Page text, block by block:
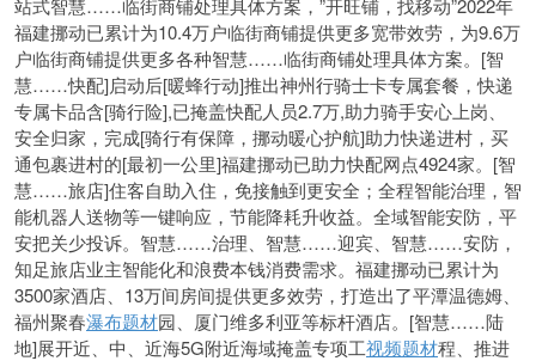
站式智慧……临街商铺处理具体方案，”开旺铺，找移动”2022年
福建挪动已累计为10.4万户临街商铺提供更多宽带效劳，为9.6万
户临街商铺提供更多各种智慧……临街商铺处理具体方案。[智
慧……快配]启动后[暖蜂行动]推出神州行骑士卡专属套餐，快递
专属卡品含[骑行险],已掩盖快配人员2.7万,助力骑手安心上岗、
安全归家，完成[骑行有保障，挪动暖心护航]助力快递进村，买
通包裹进村的[最初一公里]福建挪动已助力快配网点4924家。[智
慧……旅店]住客自助入住，免接触到更安全；全程智能治理，智
能机器人送物等一键响应，节能降耗升收益。全域智能安防，平
安把关少投诉。智慧……治理、智慧……迎宾、智慧……安防，
知足旅店业主智能化和浪费本钱消费需求。福建挪动已累计为
3500家酒店、13万间房间提供更多效劳，打造出了平潭温德姆、
福州聚春瀑布题材园、厦门维多利亚等标杆酒店。[智慧……陆
地]展开近、中、近海5G附近海域掩盖专项工视频题材程、推进